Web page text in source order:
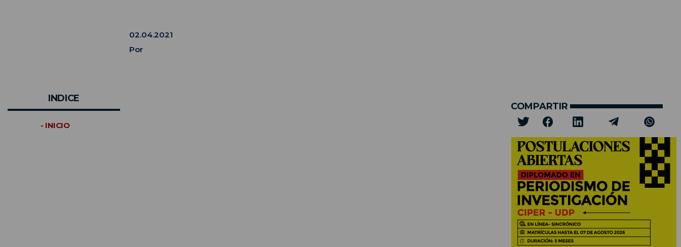
02.04.2021
Por
INDICE
- INICIO
COMPARTIR